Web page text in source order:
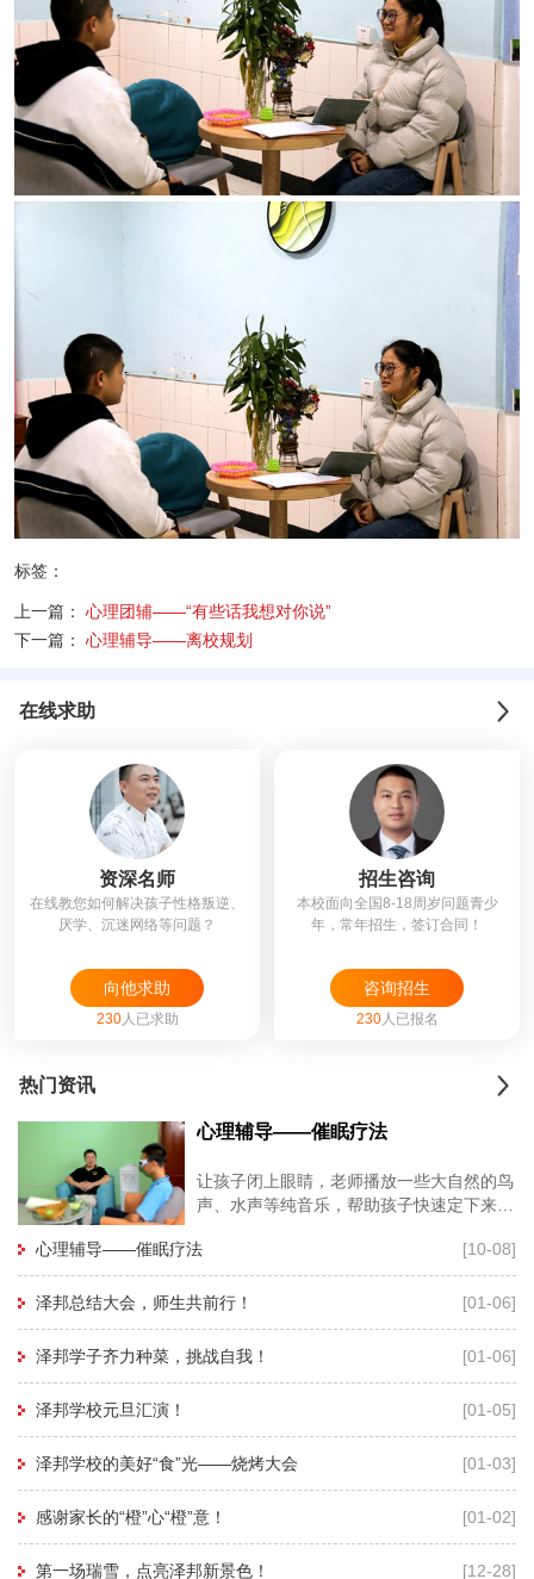
标签：
上一篇：
心理团辅——“有些话我想对你说”
下一篇：
心理辅导——离校规划
在线求助
资深名师
在线教您如何解决孩子性格叛逆、
厌学、沉迷网络等问题？
向他求助
230人已求助
招生咨询
本校面向全国8-18周岁问题青少
年，常年招生，签订合同！
咨询招生
230人已报名
热门资讯
心理辅导——催眠疗法
让孩子闭上眼睛，老师播放一些大自然的鸟
声、水声等纯音乐，帮助孩子快速定下来，
利于心理老师深度进入孩子的
心理辅导——催眠疗法 [10-08]
泽邦总结大会，师生共前行！ [01-06]
泽邦学子齐力种菜，挑战自我！ [01-06]
泽邦学校元旦汇演！ [01-05]
泽邦学校的美好“食”光——烧烤大会 [01-03]
感谢家长的“橙”心“橙”意！ [01-02]
第一场瑞雪，点亮泽邦新景色！ [12-28]